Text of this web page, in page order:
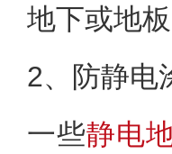
地下或地
2、防静电
一些静电